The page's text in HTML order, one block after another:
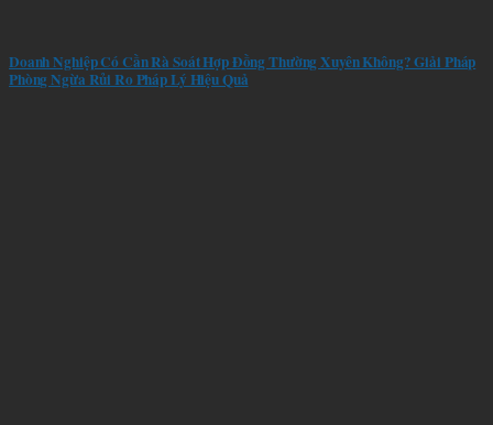
Doanh Nghiệp Có Cần Rà Soát Hợp Đồng Thường Xuyên Không? Giải Pháp
Phòng Ngừa Rủi Ro Pháp Lý Hiệu Quả